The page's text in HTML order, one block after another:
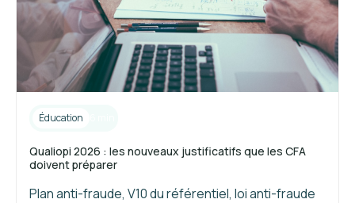
Éducation
Qualiopi 2026 : les nouveaux justificatifs que les CFA
doivent préparer
Plan anti-fraude, V10 du référentiel, loi anti-fraude